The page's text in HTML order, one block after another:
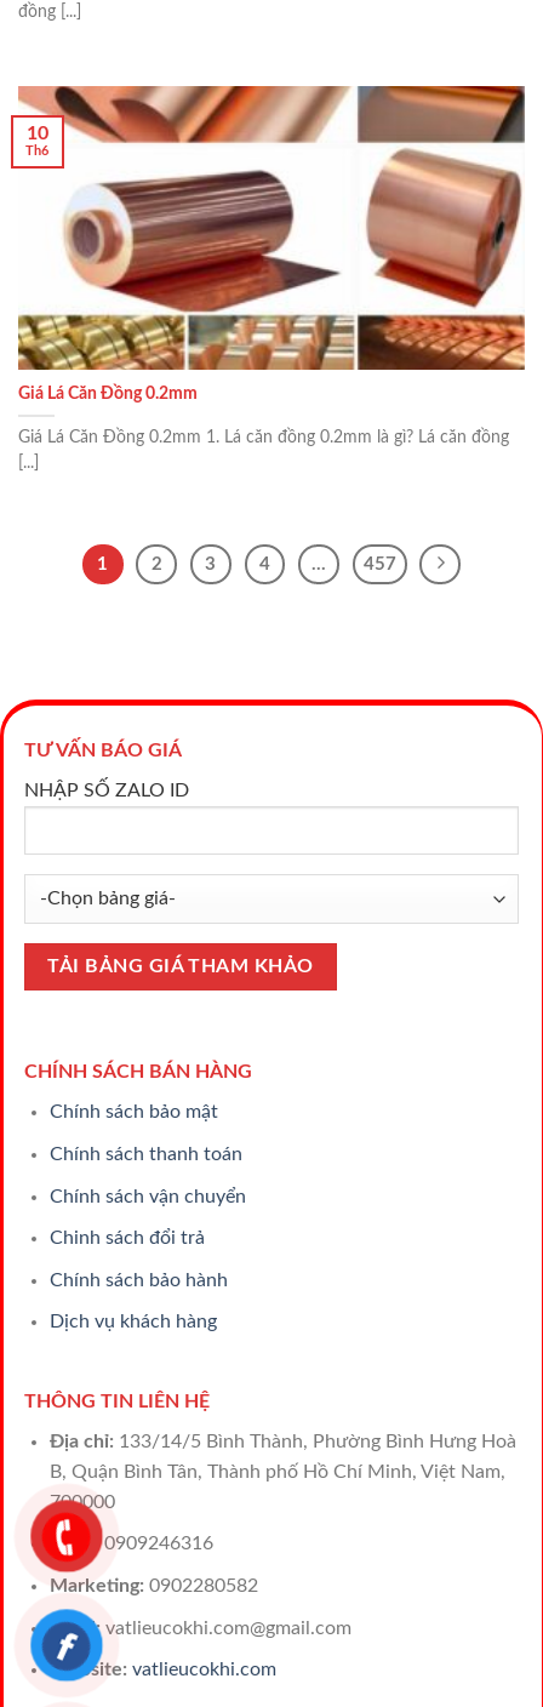
đồng [...]
Giá Lá Căn Đồng 0.2mm
Giá Lá Căn Đồng 0.2mm 1. Lá căn đồng 0.2mm là gì? Lá căn đồng
[...]
10
Th6
1 2 3 4 … 457
TƯ VẤN BÁO GIÁ
NHẬP SỐ ZALO ID
CHÍNH SÁCH BÁN HÀNG
Chính sách bảo mật
Chính sách thanh toán
Chính sách vận chuyển
Chinh sách đổi trả
Chính sách bảo hành
Dịch vụ khách hàng
THÔNG TIN LIÊN HỆ
Địa chỉ: 133/14/5 Bình Thành, Phường Bình Hưng Hoà
B, Quận Bình Tân, Thành phố Hồ Chí Minh, Việt Nam,
700000
Sales: 0909246316
Marketing: 0902280582
Email:vatlieucokhi.com@gmail.com
Website: vatlieucokhi.com